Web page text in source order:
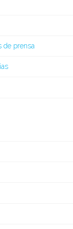
de prensa